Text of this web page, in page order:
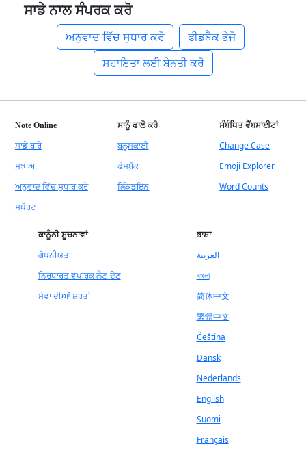
ਸਾਡੇ ਨਾਲ ਸੰਪਰਕ ਕਰੋ
ਅਨੁਵਾਦ ਵਿੱਚ ਸੁਧਾਰ ਕਰੋ
ਫੀਡਬੈਕ ਭੇਜੋ
ਸਹਾਇਤਾ ਲਈ ਬੇਨਤੀ ਕਰੋ
Note Online
ਸਾਡੇ ਬਾਰੇ
ਸੁਝਾਅ
ਅਨੁਵਾਦ ਵਿੱਚ ਸੁਧਾਰ ਕਰੋ
ਸਪੋਰਟ
ਸਾਨੂੰ ਫਾਲੋ ਕਰੋ
ਬਲੂਸਕਾਈ
ਫੇਸਬੁੱਕ
ਲਿੰਕਡਇਨ
ਸੰਬੰਧਿਤ ਵੈੱਬਸਾਈਟਾਂ
Change Case
Emoji Explorer
Word Counts
ਕਾਨੂੰਨੀ ਸੂਚਨਾਵਾਂ
ਗੋਪਨੀਯਤਾ
ਨਿਰਧਾਰਤ ਵਪਾਰਕ ਲੈਣ-ਦੇਣ
ਸੇਵਾ ਦੀਆਂ ਸ਼ਰਤਾਂ
ਭਾਸ਼ਾ
العربية
বাংলা
简体中文
繁體中文
Čeština
Dansk
Nederlands
English
Suomi
Français